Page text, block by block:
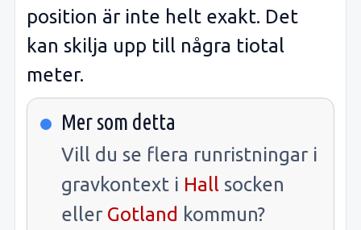
position är inte helt exakt. Det
kan skilja upp till några tiotal
meter.
Mer som detta
Vill du se flera runristningar i
gravkontext i Hall socken
eller Gotland kommun?